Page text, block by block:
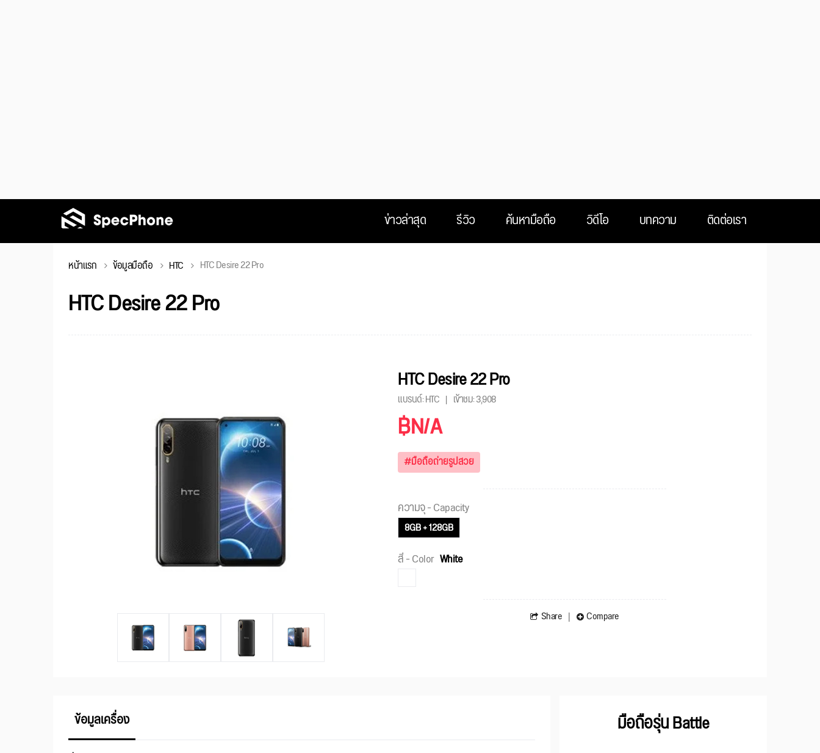
ข่าวล่าสุด รีวิว ค้นหามือถือ วิดีโอ บทความ ติดต่อเรา
หน้าแรก ข้อมูลมือถือ HTC HTC Desire 22 Pro
HTC Desire 22 Pro
HTC Desire 22 Pro
แบรนด์: HTC เข้าชม:3,908
฿N/A
#มือถือถ่ายรูปสวย
ความจุ - Capacity
8GB + 128GB
สี - Color White
Share Compare
ข้อมูลเครื่อง มือถือรุ่น Battle